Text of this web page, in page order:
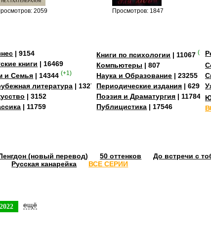
2059 Просмотров: 1847
| 9154
книги | 16469
и Семья | 14344 (+1)
литература | 13273
| 3152
| 11759
Книги по психологии | 11067 (+2)
Компьютеры | 807
Наука и Образование | 23255
Периодические издания | 629
Поэзия и Драматургия | 11784
Публицистика | 17546
(новый перевод) 50 оттенков До встречи с
Русская канарейка ВСЕ СЕРИИ
2022 ещё